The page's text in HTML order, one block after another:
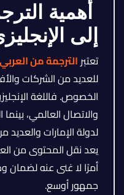
أهمية
إلى
تعتبر الترجمة من
للعديد من الشركات
الخصوص. فاللغة
والاتصال العالمي،
لدولة الإمارات والعديد
يعد نقل المحتوى من
أمرًا لا غنى عنه لضمان
جمهور أوسع.